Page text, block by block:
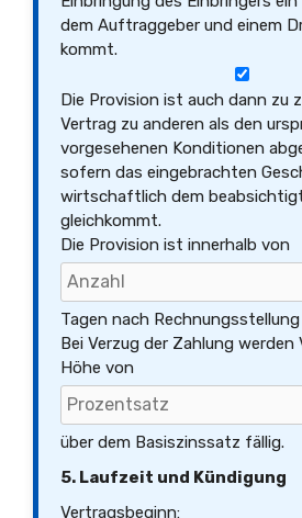
dem Auftraggeber und einem
kommt.
Die Provision ist auch dann zu
Vertrag zu anderen als den
vorgesehenen Konditionen
sofern das eingebrachten
wirtschaftlich dem
gleichkommt.
Die Provision ist innerhalb von
Tagen nach Rechnungsstellung
Bei Verzug der Zahlung werden
Höhe von
über dem Basiszinssatz fällig.
5. Laufzeit und Kündigung
Vertragsbeginn: